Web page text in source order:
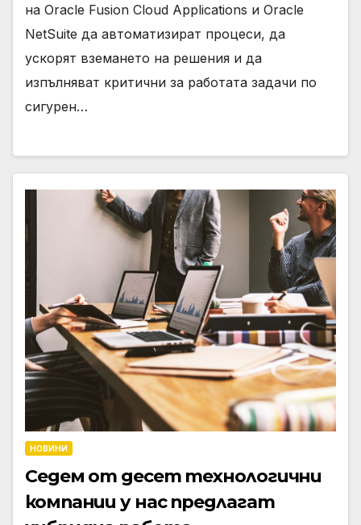
на Oracle Fusion Cloud Applications и Oracle
NetSuite да автоматизират процеси, да
ускорят вземането на решения и да
изпълняват критични за работата задачи по
сигурен…
НОВИНИ
Седем от десет технологични
компании у нас предлагат